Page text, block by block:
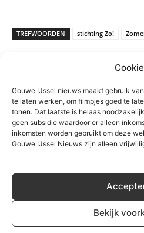
Gouwe IJssel nieuws maakt gebruik
te laten werken, om filmpjes goed te
tonen. Dat laatste is helaas
geen subsidie waardoor er alleen
inkomsten worden gebruikt om deze
Gouwe IJssel Nieuws zijn alleen
Bekijk
TREFWOORDEN stichting Zo!
Gerelateerd